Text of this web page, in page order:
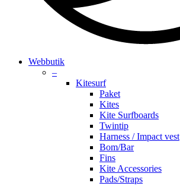
search
account
Menu
Webbutik
–
Kitesurf
Paket
Kites
Kite Surfboards
Twintip
Harness / Impact vest
Bom/Bar
Fins
Kite Accessories
Pads/Straps